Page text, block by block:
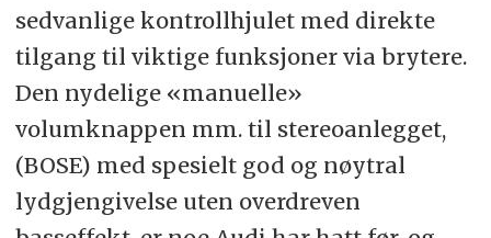
sedvanlige kontrollhjulet med direkte
tilgang til viktige funksjoner via brytere.
Den nydelige «manuelle»
volumknappen mm. til stereoanlegget,
(BOSE) med spesielt god og nøytral
lydgjengivelse uten overdreven